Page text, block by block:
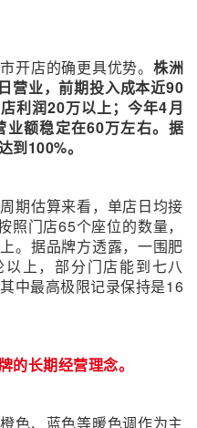
开店的确更具优势。 株洲
营业，前期投入成本近90
利润20万以上；今年4月
业额稳定在60万左右。据
到100%。
期估算来看，单店日均接
门店65个座位的数量，
。据品牌方透露，一围肥
上，部分门店能到七八
中最高极限记录保持是16
的长期经营理念。
色、蓝色等暖色调作为主